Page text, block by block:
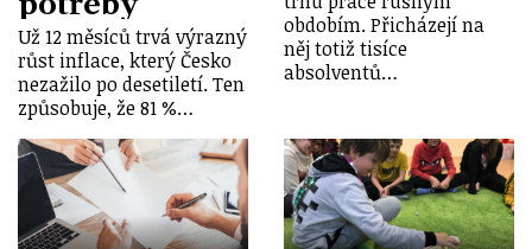
Už 12 měsíců trvá výrazný
růst inflace, který Česko
nezažilo po desetiletí. Ten
způsobuje, že 81 %…
obdobím. Přicházejí na
něj totiž tisíce
absolventů…